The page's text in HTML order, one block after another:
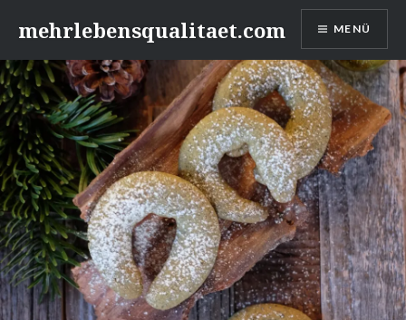
Inhalt
springen
mehrlebensqualitaet.com MENÜ